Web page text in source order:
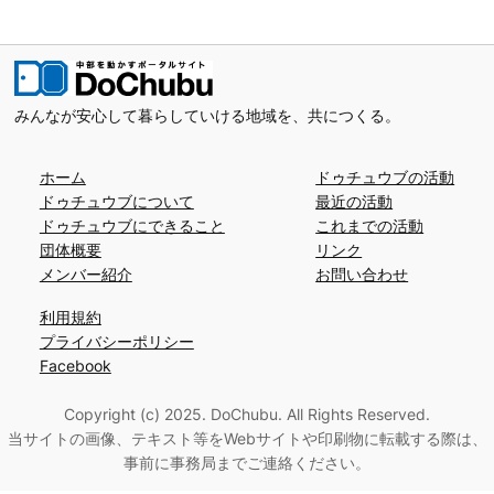
みんなが安心して暮らしていける地域を、共につくる。
ホーム
ドゥチュウブについて
ドゥチュウブにできること
団体概要
メンバー紹介
ドゥチュウブの活動
最近の活動
これまでの活動
リンク
お問い合わせ
利用規約
プライバシーポリシー
Facebook
Copyright (c) 2025. DoChubu. All Rights Reserved.
当サイトの画像、テキスト等をWebサイトや印刷物に転載する際は、
事前に事務局までご連絡ください。